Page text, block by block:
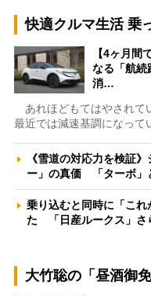
快適クルマ生活 乗
【4ヶ月間
なる「航続
消…
あれほどもてはやされて
最近では減速基調になっ
《雪道の対応力を検証
ー」の真価 「ターボ」
乗り込むと同時に「こ
た 「日産ルークス」さ
大竹聡の「昼酒御免